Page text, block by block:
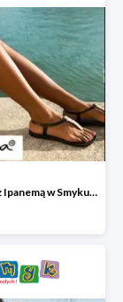
Gorące lato z Ipanemą w Smyku do -30%